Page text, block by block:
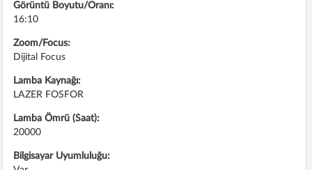
Görüntü Boyutu/Oranı:
16:10
Zoom/Focus:
Dijital Focus
Lamba Kaynağı:
LAZER FOSFOR
Lamba Ömrü (Saat):
20000
Bilgisayar Uyumluluğu: